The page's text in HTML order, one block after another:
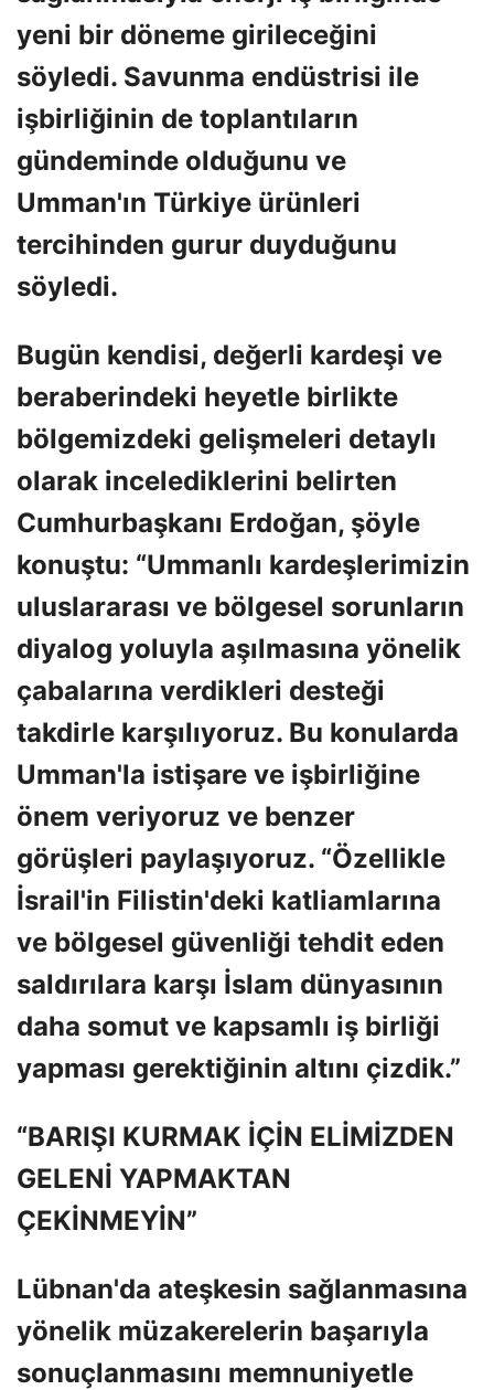
yeni bir döneme girileceğini
söyledi. Savunma endüstrisi ile
işbirliğinin de toplantıların
gündeminde olduğunu ve
Umman'ın Türkiye ürünleri
tercihinden gurur duyduğunu
söyledi.
Bugün kendisi, değerli kardeşi ve
beraberindeki heyetle birlikte
bölgemizdeki gelişmeleri detaylı
olarak incelediklerini belirten
Cumhurbaşkanı Erdoğan, şöyle
konuştu: “Ummanlı kardeşlerimizin
uluslararası ve bölgesel sorunların
diyalog yoluyla aşılmasına yönelik
çabalarına verdikleri desteği
takdirle karşılıyoruz. Bu konularda
Umman'la istişare ve işbirliğine
önem veriyoruz ve benzer
görüşleri paylaşıyoruz. “Özellikle
İsrail'in Filistin'deki katliamlarına
ve bölgesel güvenliği tehdit eden
saldırılara karşı İslam dünyasının
daha somut ve kapsamlı iş birliği
yapması gerektiğinin altını çizdik.”
“BARIŞI KURMAK İÇİN ELİMİZDEN
GELENİ YAPMAKTAN
ÇEKİNMEYİN”
Lübnan'da ateşkesin sağlanmasına
yönelik müzakerelerin başarıyla
sonuçlanmasını memnuniyetle